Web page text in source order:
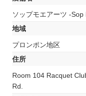
ソップモエアーツ -Sop
地域
プロンポン地区
住所
Room 104 Racquet
Rd.